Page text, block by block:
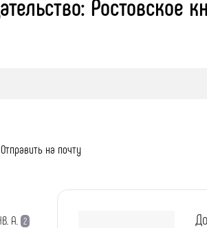
Ростовское
Отправить на почту
А. 2